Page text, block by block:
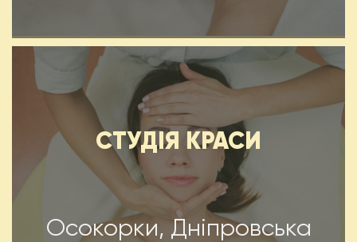
CТУДІЯ КРАСИ
Осокорки, Дніпровська